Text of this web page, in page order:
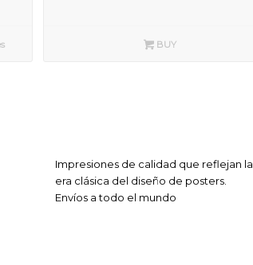
BUY
Impresiones de calidad que reflejan la
era clásica del diseño de posters.
Envíos a todo el mundo